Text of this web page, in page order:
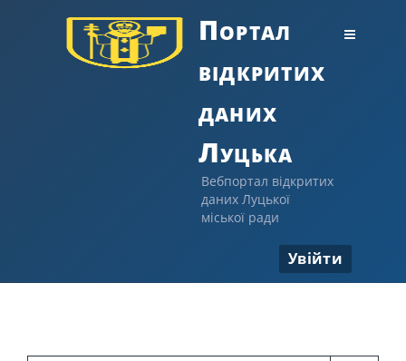
Портал
відкритих
даних
Луцька
Вебпортал відкритих
даних Луцької
міської ради
Увійти